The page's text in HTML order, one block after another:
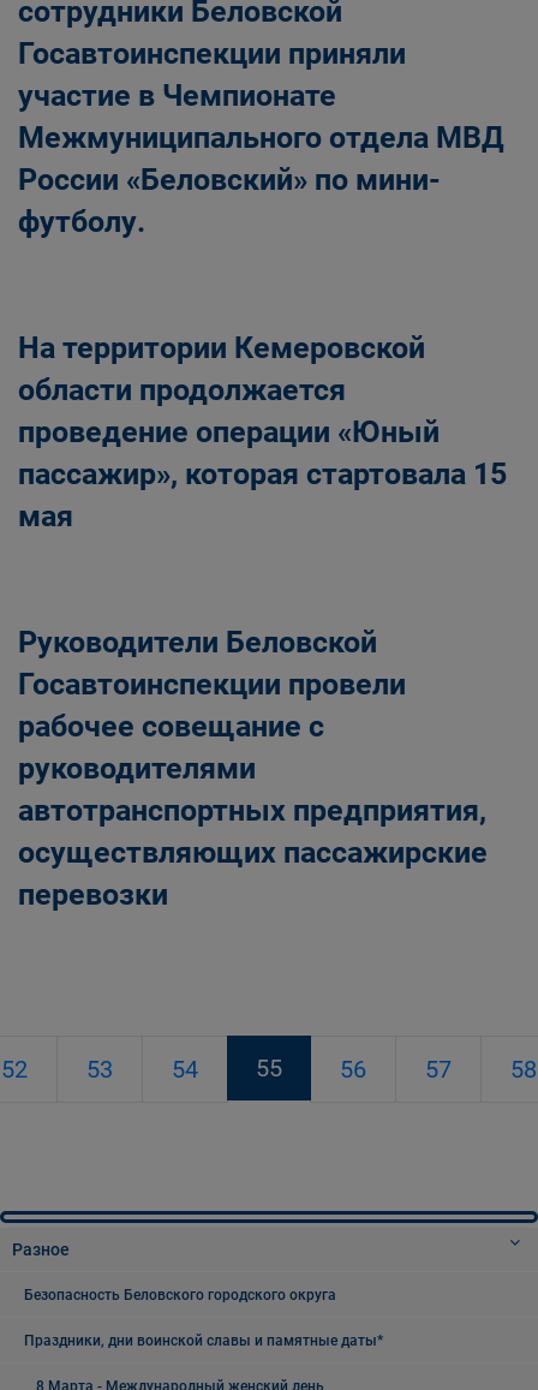
сотрудники Беловской
Госавтоинспекции приняли
участие в Чемпионате
Межмуниципального отдела МВД
России «Беловский» по мини-
футболу.
На территории Кемеровской
области продолжается
проведение операции «Юный
пассажир», которая стартовала 15
мая
Руководители Беловской
Госавтоинспекции провели
рабочее совещание с
руководителями
автотранспортных предприятия,
осуществляющих пассажирские
перевозки
52 53 54 55 56 57 58
Разное
Безопасность Беловского городского округа
Праздники, дни воинской славы и памятные даты*
8 Марта - Международный женский день